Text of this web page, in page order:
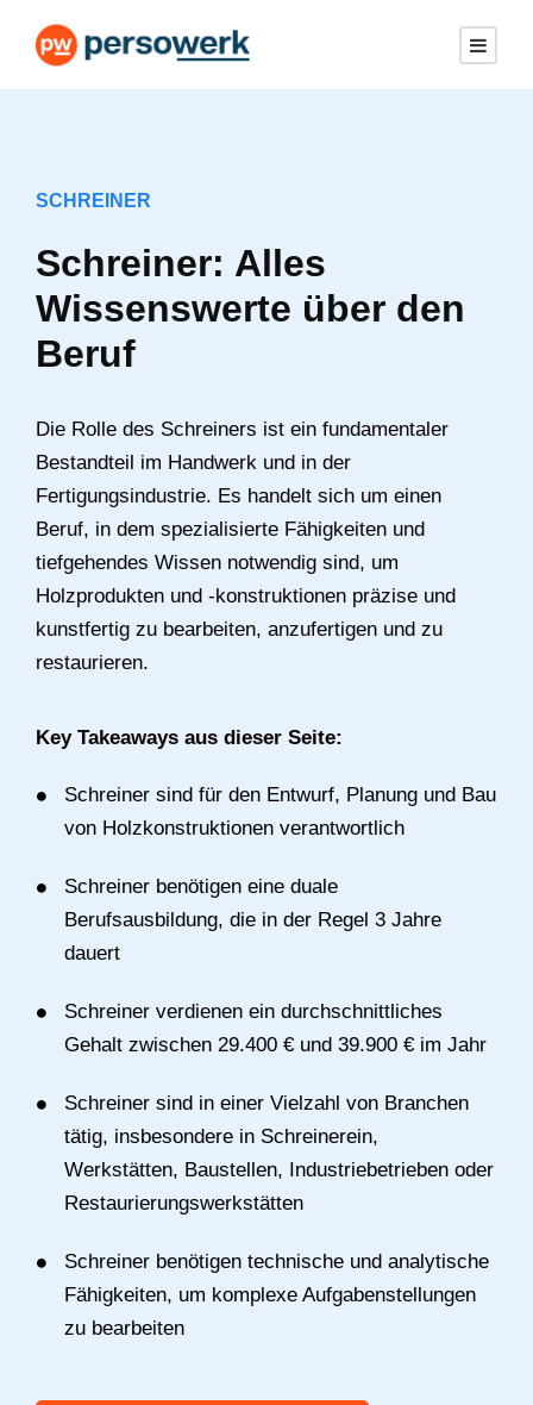
SCHREINER
Schreiner: Alles
Wissenswerte über den
Beruf
Die Rolle des Schreiners ist ein fundamentaler
Bestandteil im Handwerk und in der
Fertigungsindustrie. Es handelt sich um einen
Beruf, in dem spezialisierte Fähigkeiten und
tiefgehendes Wissen notwendig sind, um
Holzprodukten und -konstruktionen präzise und
kunstfertig zu bearbeiten, anzufertigen und zu
restaurieren.
Key Takeaways aus dieser Seite:
Schreiner sind für den Entwurf, Planung und Bau
von Holzkonstruktionen verantwortlich
Schreiner benötigen eine duale
Berufsausbildung, die in der Regel 3 Jahre
dauert
Schreiner verdienen ein durchschnittliches
Gehalt zwischen 29.400 € und 39.900 € im Jahr
Schreiner sind in einer Vielzahl von Branchen
tätig, insbesondere in Schreinerein,
Werkstätten, Baustellen, Industriebetrieben oder
Restaurierungswerkstätten
Schreiner benötigen technische und analytische
Fähigkeiten, um komplexe Aufgabenstellungen
zu bearbeiten